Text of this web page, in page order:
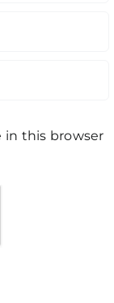
in this browser